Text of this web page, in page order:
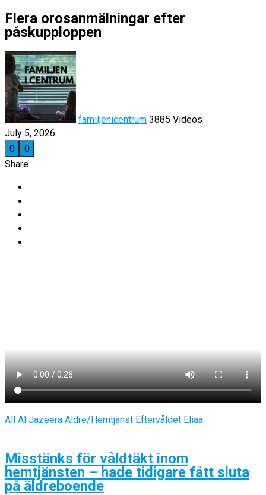
Flera orosanmälningar efter
påskupploppen
familjenicentrum 3885 Videos
July 5, 2026
0
0
Share
All Al Jazeera Äldre/Hemtjänst Eftervåldet Eliaa
Misstänks för våldtäkt inom
hemtjänsten – hade tidigare fått sluta
på äldreboende